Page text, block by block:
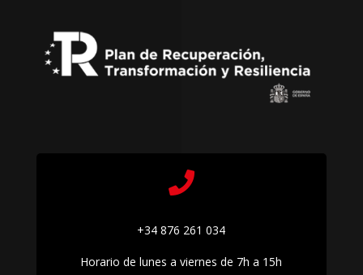

+34 876 261 034
Horario de lunes a viernes de 7h a 15h